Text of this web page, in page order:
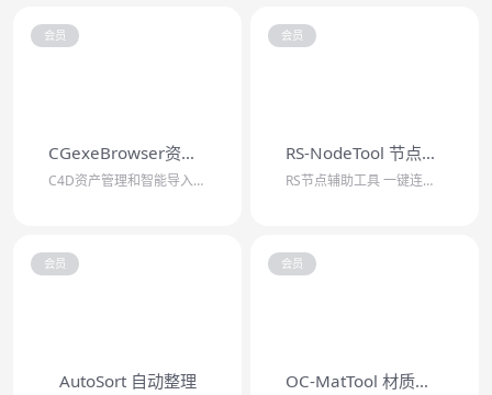
会员
CGexeBrowser资产管理插件
C4D资产管理和智能导入插件，支持各种网盘挂载文件，自动裁剪贴图尺寸，智能筛选L...
会员
RS-NodeTool 节点工具
RS节点辅助工具 一键连接PBR贴图/批量添加混合图层/一键处理重复贴图/自动插...
会员
AutoSort 自动整理
会员
OC-MatTool 材质工具